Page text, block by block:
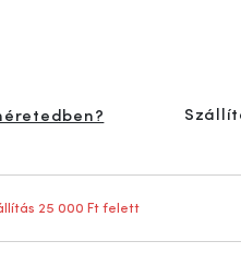
25 000 Ft felett